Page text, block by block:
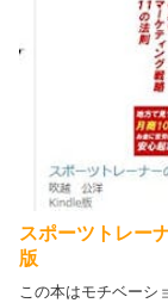
スポーツトレー
版
この本はモチベーシ